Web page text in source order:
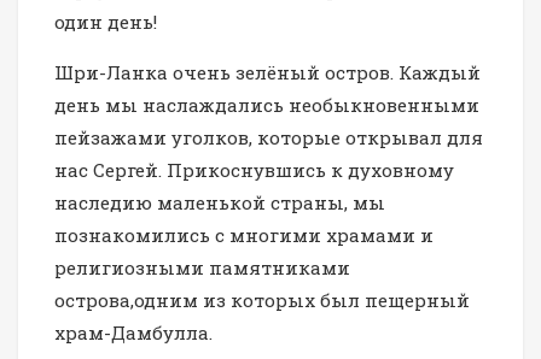
один день!
Шри-Ланка очень зелёный остров. Каждый
день мы наслаждались необыкновенными
пейзажами уголков, которые открывал для
нас Сергей. Прикоснувшись к духовному
наследию маленькой страны, мы
познакомились с многими храмами и
религиозными памятниками
острова,одним из которых был пещерный
храм-Дамбулла.